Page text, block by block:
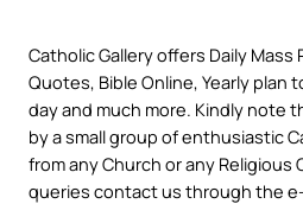
Catholic Gallery offers Daily Mass
Quotes, Bible Online, Yearly plan
day and much more. Kindly note
by a small group of enthusiastic
from any Church or any Religious
queries contact us through the